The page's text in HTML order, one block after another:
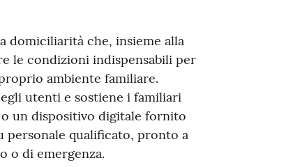
domiciliarità che, insieme alla
le condizioni indispensabili per
ambiente familiare.
utenti e sostiene i familiari
un dispositivo digitale fornito
personale qualificato, pronto a
o di emergenza.